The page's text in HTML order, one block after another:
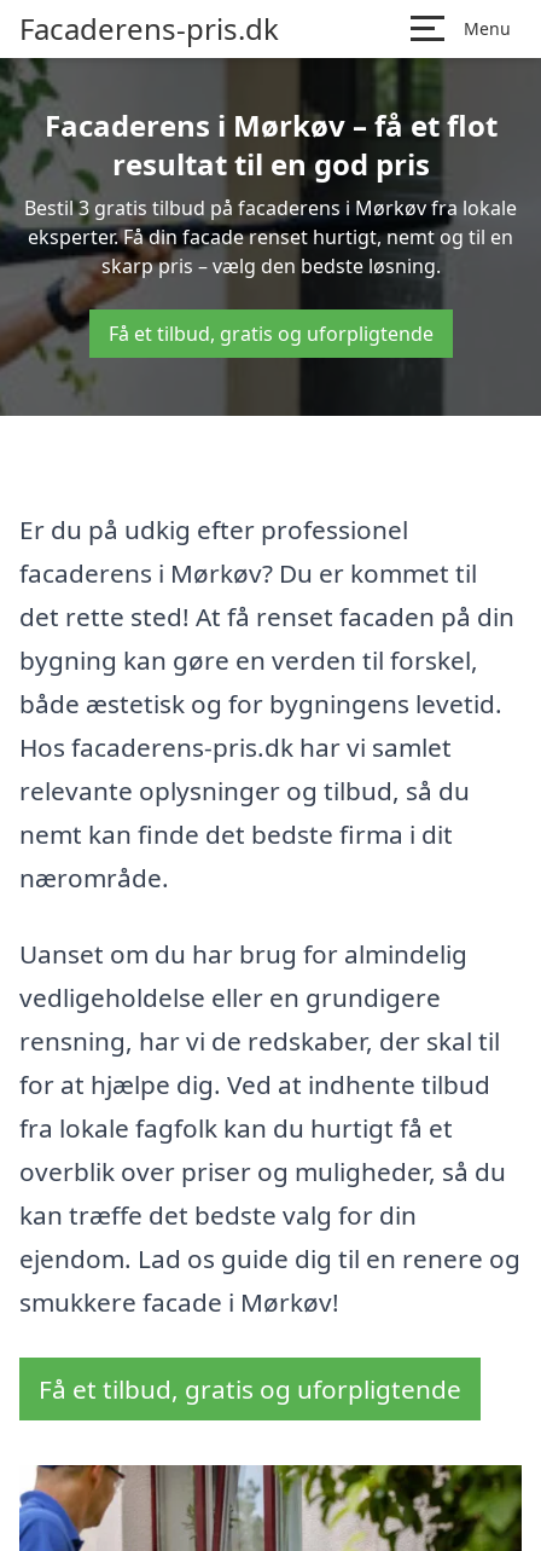
Facaderens-pris.dk Menu
Facaderens i Mørkøv – få et flot
resultat til en god pris
Bestil 3 gratis tilbud på facaderens i Mørkøv fra lokale
eksperter. Få din facade renset hurtigt, nemt og til en
skarp pris – vælg den bedste løsning.
Få et tilbud, gratis og uforpligtende
Er du på udkig efter professionel
facaderens i Mørkøv? Du er kommet til
det rette sted! At få renset facaden på din
bygning kan gøre en verden til forskel,
både æstetisk og for bygningens levetid.
Hos facaderens-pris.dk har vi samlet
relevante oplysninger og tilbud, så du
nemt kan finde det bedste firma i dit
nærområde.
Uanset om du har brug for almindelig
vedligeholdelse eller en grundigere
rensning, har vi de redskaber, der skal til
for at hjælpe dig. Ved at indhente tilbud
fra lokale fagfolk kan du hurtigt få et
overblik over priser og muligheder, så du
kan træffe det bedste valg for din
ejendom. Lad os guide dig til en renere og
smukkere facade i Mørkøv!
Få et tilbud, gratis og uforpligtende